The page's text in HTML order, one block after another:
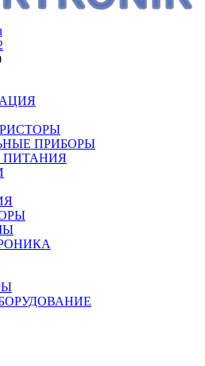
ПРИБОРЫ
ПИТАНИЯ